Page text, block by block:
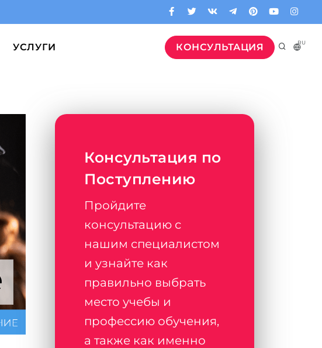
КОНСУЛЬТАЦИЯ RU
УСЛУГИ
Консультация по
Поступлению
Пройдите
консультацию с
нашим специалистом
и узнайте как
правильно выбрать
место учебы и
профессию обучения,
а также как именно